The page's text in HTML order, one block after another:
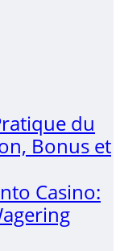
du
Bonus et
Casino: